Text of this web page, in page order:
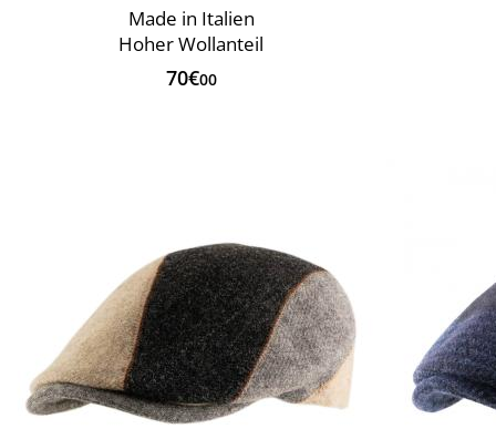
Made in Italien
Hoher Wollanteil
70€00